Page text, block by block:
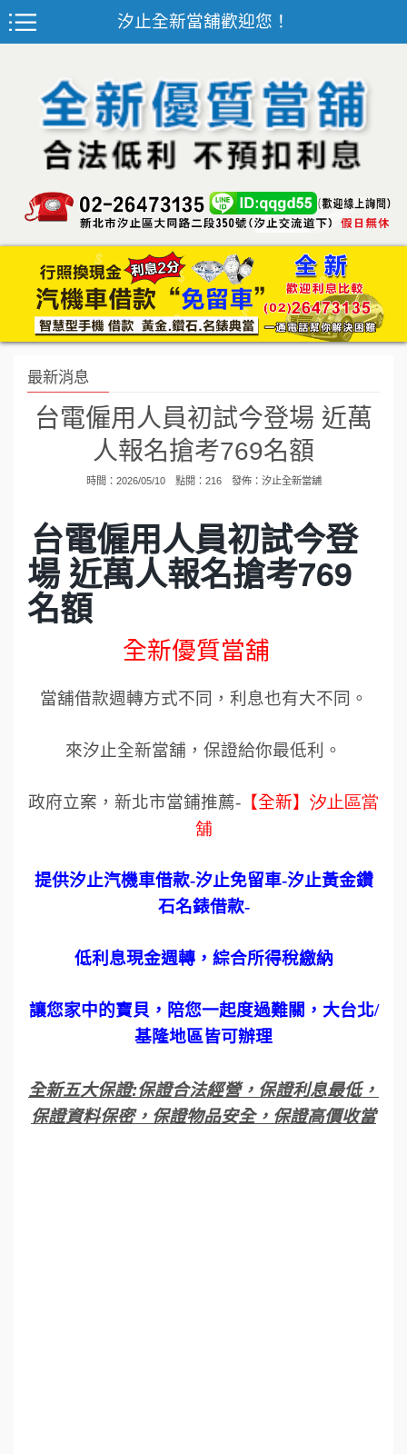
汐止全新當舖歡迎您！
最新消息
台電僱用人員初試今登場 近萬
人報名搶考769名額
時間：2026/05/10 點閱：216 發佈： 汐止全新當舖
台電僱用人員初試今登
場 近萬人報名搶考769
名額
全新優質當舖
當舖借款週轉方式不同，利息也有大不同。
來汐止全新當舖，保證給你最低利。
政府立案，新北市當鋪推薦- 【全新】 汐止區當
舖
提供汐止汽機車借款-汐止免留車-汐止黃金鑽
石名錶借款-
低利息現金週轉，綜合所得稅繳納
讓您家中的寶貝，陪您一起度過難關，大台北/
基隆地區皆可辦理
全新五大保證:保證合法經營，保證利息最低，
保證資料保密，保證物品安全，保證高價收當